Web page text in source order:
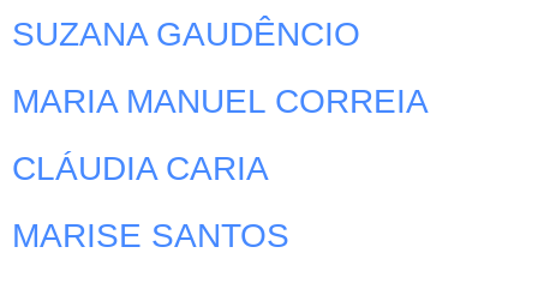
SUZANA GAUDÊNCIO
MARIA MANUEL CORREIA
CLÁUDIA CARIA
MARISE SANTOS